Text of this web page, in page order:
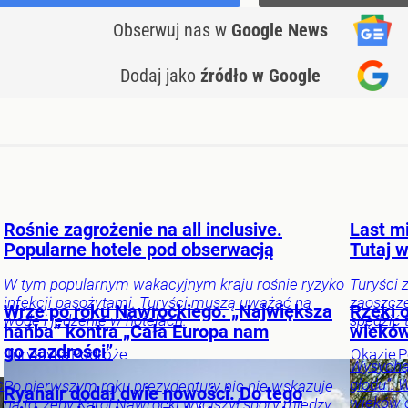
Obserwuj nas w Google News
Dodaj jako źródło w Google
Rośnie zagrożenie na all inclusive.
Popularne hotele pod obserwacją
W tym popularnym wakacyjnym kraju rośnie ryzyko
infekcji pasożytami. Turyści muszą uważać na
wodę i jedzenie w hotelach.
TurystykaPodróże
Last
Tutaj
Turyści
spędzić
Okazje
Wrze po roku Nawrockiego. „Największa
hańba” kontra „Cała Europa nam
go zazdrości”
Po pierwszym roku prezydentury nic nie wskazuje
Rzeki
głodu”.
wieków
Ryanair dodał dwie nowości. Do tego